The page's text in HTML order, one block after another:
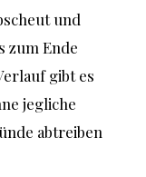
und
zum Ende
gibt es
jegliche
abtreiben